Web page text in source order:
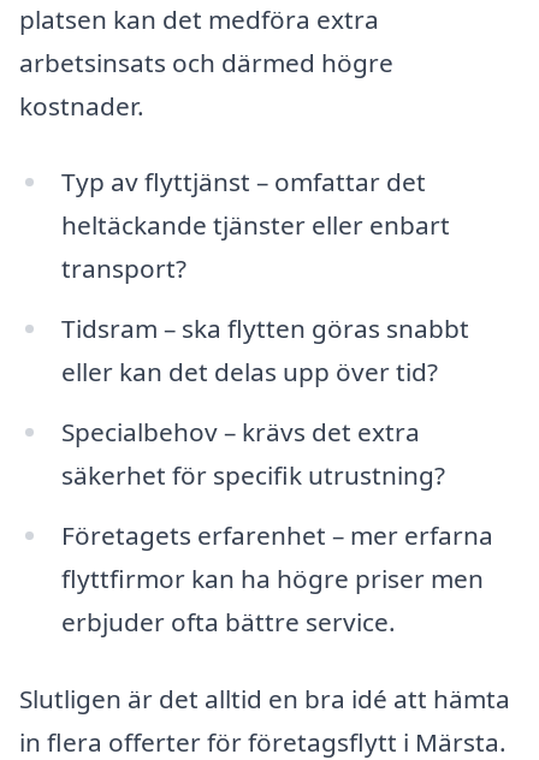
platsen kan det medföra extra
arbetsinsats och därmed högre
kostnader.
Typ av flyttjänst – omfattar det
heltäckande tjänster eller enbart
transport?
Tidsram – ska flytten göras snabbt
eller kan det delas upp över tid?
Specialbehov – krävs det extra
säkerhet för specifik utrustning?
Företagets erfarenhet – mer erfarna
flyttfirmor kan ha högre priser men
erbjuder ofta bättre service.
Slutligen är det alltid en bra idé att hämta
in flera offerter för företagsflytt i Märsta.